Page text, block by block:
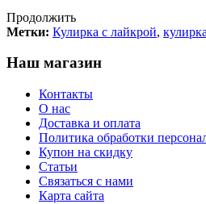
Продолжить
Метки: Кулирка с лайкрой, кулирка
Наш магазин
Контакты
О нас
Доставка и оплата
Политика обработки
Купон на скидку
Статьи
Связаться с нами
Карта сайта